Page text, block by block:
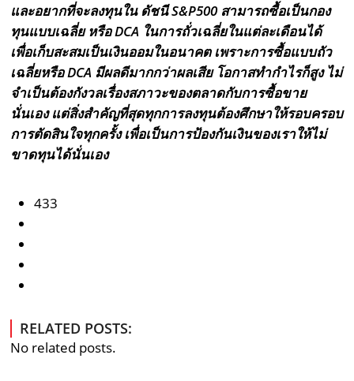
และอยากที่จะลงทุนใน ดัชนี S&P500 สามารถซื้อเป็นกอง
ทุนแบบเฉลี่ย หรือ DCA ในการถั่วเฉลี่ยในแต่ละเดือนได้
เพื่อเก็บสะสมเป็นเงินออมในอนาคต เพราะการซื้อแบบถัว
เฉลี่ยหรือ DCA มีผลดีมากกว่าผลเสีย โอกาสทำกำไรก็สูง ไม่
จำเป็นต้องกังวลเรื่องสภาวะของตลาดกับการซื้อขาย
นั่นเอง แต่สิ่งสำคัญที่สุดทุกการลงทุนต้องศึกษาให้รอบครอบ
การตัดสินใจทุกครั้ง เพื่อเป็นการป้องกันเงินของเราให้ไม่
ขาดทุนได้นั่นเอง
433
RELATED POSTS:
No related posts.